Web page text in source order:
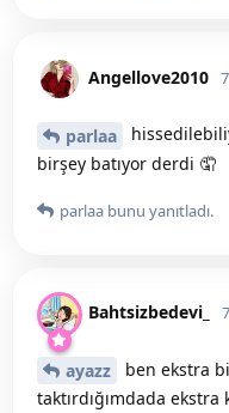
Angellove2010
parlaa
birşey batıyor derdi 🤦
parlaa bunu yanıtladı.
Bahtsizbedevi_
ayazz
ben ekstra
taktırdığımdada